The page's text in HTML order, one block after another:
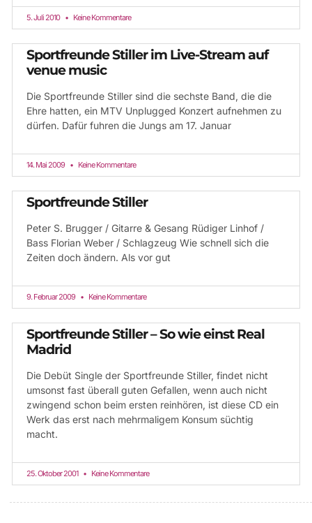
5. Juli 2010 Keine Kommentare
Sportfreunde Stiller im Live-Stream auf
venue music
Die Sportfreunde Stiller sind die sechste Band, die die
Ehre hatten, ein MTV Unplugged Konzert aufnehmen zu
dürfen. Dafür fuhren die Jungs am 17. Januar
14. Mai 2009 Keine Kommentare
Sportfreunde Stiller
Peter S. Brugger / Gitarre & Gesang Rüdiger Linhof /
Bass Florian Weber / Schlagzeug Wie schnell sich die
Zeiten doch ändern. Als vor gut
9. Februar 2009 Keine Kommentare
Sportfreunde Stiller – So wie einst Real
Madrid
Die Debüt Single der Sportfreunde Stiller, findet nicht
umsonst fast überall guten Gefallen, wenn auch nicht
zwingend schon beim ersten reinhören, ist diese CD ein
Werk das erst nach mehrmaligem Konsum süchtig
macht.
25. Oktober 2001 Keine Kommentare